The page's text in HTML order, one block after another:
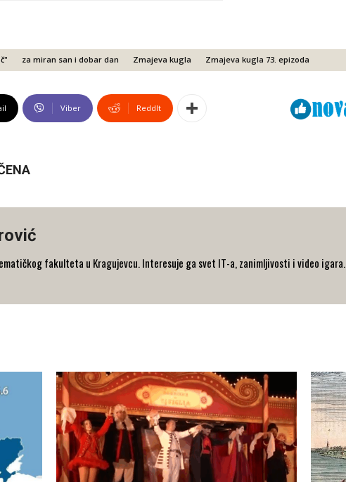
za miran san i dobar dan Zmajeva kugla Zmajeva kugla 73. epizoda
Viber ReddIt
fakulteta u Kragujevcu. Interesuje ga svet IT-a, zanimljivosti i video igara.